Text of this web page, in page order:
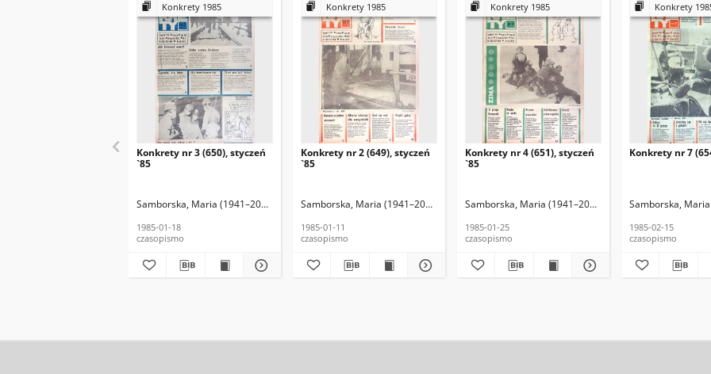
Konkrety 1985
Konkrety nr 3 (650), styczeń
`85
Samborska, Maria (1941–2016) (red. nacz.) Budnicki, Janusz (1952–2021) (fotoreporter)
1985-01-18
czasopismo
Konkrety 1985
Konkrety nr 2 (649), styczeń
`85
Samborska, Maria (1941–2016) (red. nacz.) Budnicki, Janusz (1952–2021) (fotoreporter)
1985-01-11
czasopismo
Konkrety 1985
Konkrety nr 4 (651), styczeń
`85
Samborska, Maria (1941–2016) (red. nacz.) Budnicki,
1985-01-25
czasopismo
Konkrety
Konkrety nr 7
Samborska,
1985-02-15
czasopismo